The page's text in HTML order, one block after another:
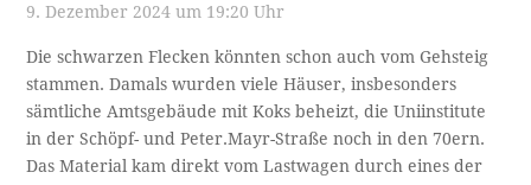
9. Dezember 2024 um 19:20 Uhr
Die schwarzen Flecken könnten schon auch vom Gehsteig
stammen. Damals wurden viele Häuser, insbesonders
sämtliche Amtsgebäude mit Koks beheizt, die Uniinstitute
in der Schöpf- und Peter.Mayr-Straße noch in den 70ern.
Das Material kam direkt vom Lastwagen durch eines der